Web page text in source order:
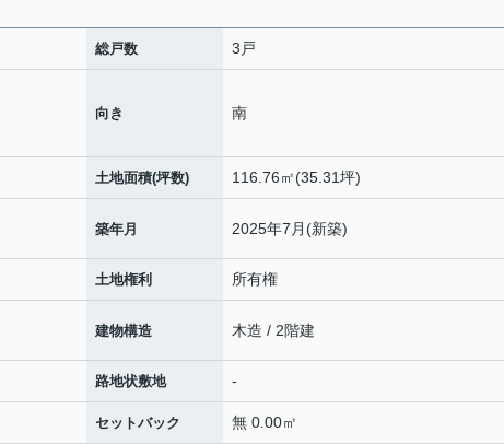
総戸数 3戸
向き 南
土地面積(坪数) 116.76㎡(35.31坪)
築年月 2025年7月(新築)
土地権利 所有権
建物構造 木造 / 2階建
路地状敷地 -
セットバック 無 0.00㎡